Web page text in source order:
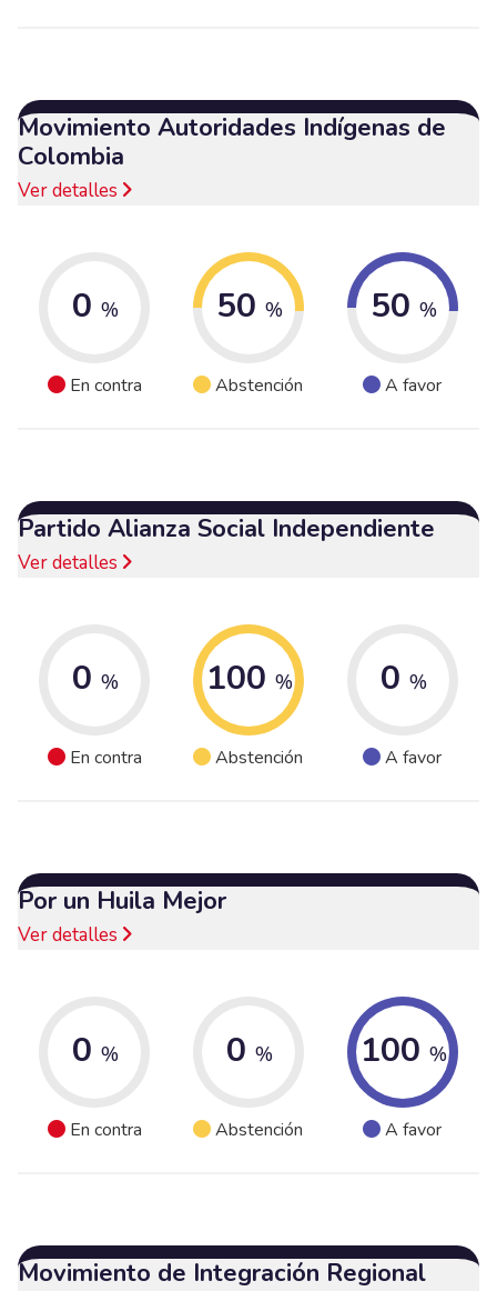
Movimiento Autoridades Indígenas de
Colombia
Ver detalles
0 %
En contra
50 %
Abstención
50 %
A favor
Partido Alianza Social Independiente
Ver detalles
0 %
En contra
100 %
Abstención
0 %
A favor
Por un Huila Mejor
Ver detalles
0 %
En contra
0 %
Abstención
100 %
A favor
Movimiento de Integración Regional